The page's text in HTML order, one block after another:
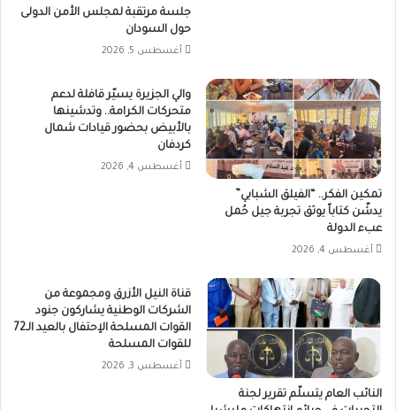
جلسة مرتقبة لمجلس الأمن الدولى
حول السودان
أغسطس 5, 2026
تمكين الفكر.. “الفيلق الشبابي”
يدشّن كتاباً يوثق تجربة جيل حُمل
عبء الدولة
أغسطس 4, 2026
والي الجزيرة يسيّر قافلة لدعم
متحركات الكرامة.. وتدشينها
بالأبيض بحضور قيادات شمال
كردفان
أغسطس 4, 2026
النائب العام يتسلّم تقرير لجنة
قناة النيل الأزرق ومجموعة من
الشركات الوطنية يشاركون جنود
القوات المسلحة الإحتفال بالعيد الـ72
للقوات المسلحة
أغسطس 3, 2026